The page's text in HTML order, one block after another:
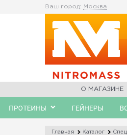
Ваш город: Москва
О МАГАЗИНЕ
ПРОТЕИНЫ ГЕЙНЕРЫ
Главная Каталог